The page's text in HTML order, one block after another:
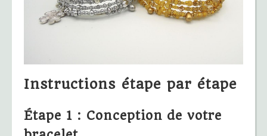
Instructions étape par étape
Étape 1 : Conception de votre